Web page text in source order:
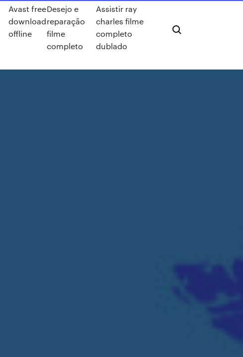
Avast free
download
offline
Desejo e
reparação
filme
completo
Assistir ray
charles filme
completo
dublado